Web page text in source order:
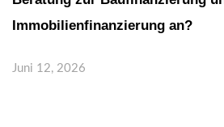
Immobilienfinanzierung an?
Juni 12, 2026